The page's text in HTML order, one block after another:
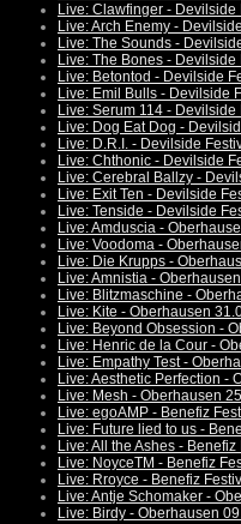
Live: Clawfinger -
Live: Arch Enemy -
Live: The Sounds -
Live: The Bones -
Live: Betontod - Devilside
Live: Emil Bulls - Devilside
Live: Serum 114 -
Live: Dog Eat Dog -
Live: D.R.I. - Devilside
Live: Chthonic - Devilside
Live: Cerebral Ballzy -
Live: Exit Ten - Devilside
Live: Tenside - Devilside
Live: Amduscia -
Live: Voodoma -
Live: Die Krupps -
Live: Amnistia -
Live: Blitzmaschine -
Live: Kite - Oberhausen
Live: Beyond Obsession -
Live: Henric de la Cour -
Live: Empathy Test -
Live: Aesthetic Perfection -
Live: Mesh - Oberhausen
Live: egoAMP - Benefiz
Live: Future lied to us -
Live: All the Ashes -
Live: NoyceTM - Benefiz
Live: Rroyce - Benefiz
Live: Antje Schomaker -
Live: Birdy - Oberhausen